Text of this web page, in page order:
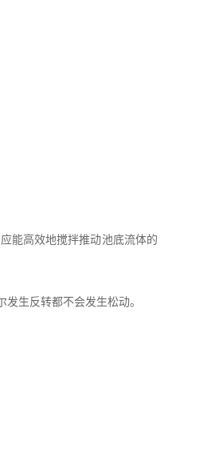
能高效地搅拌推动池底流体的
生反转都不会发生松动。